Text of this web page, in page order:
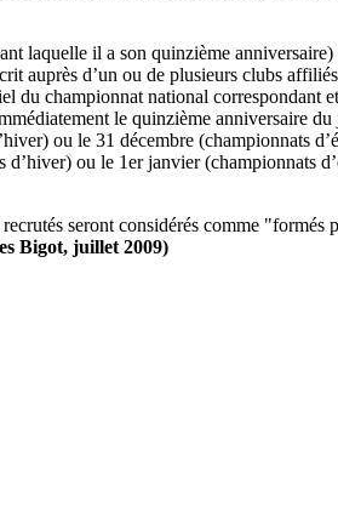
laquelle il a son quinzième
auprès d’un ou de plusieurs clubs
du championnat national correspondant
le quinzième anniversaire
ou le 31 décembre (championnats
ou le 1er janvier (championnats
seront considérés comme "formés
Bigot, juillet 2009)